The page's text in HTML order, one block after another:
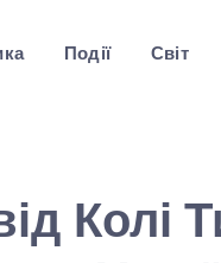
Події Світ
Колі